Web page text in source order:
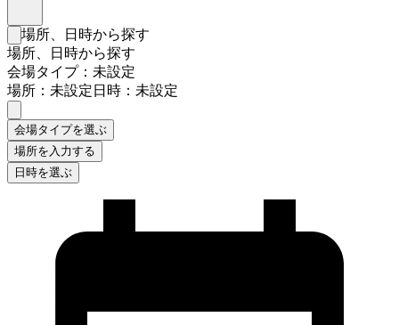
検索フォームを閉じる
場所、日時から探す
場所、日時から探す
会場タイプ：未設定
場所：未設定日時：未設定
会場タイプを選ぶ
場所を入力する
日時を選ぶ